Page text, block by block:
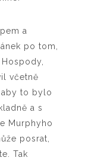
a
po tom,
včetně
to bylo
a s
Murphyho
posrat,
Tak